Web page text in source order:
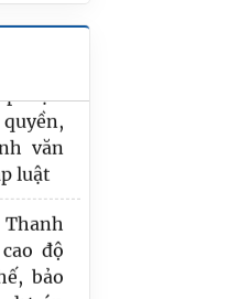
trắc
văn
luật:
văn
luật
độ
bảo
dự án